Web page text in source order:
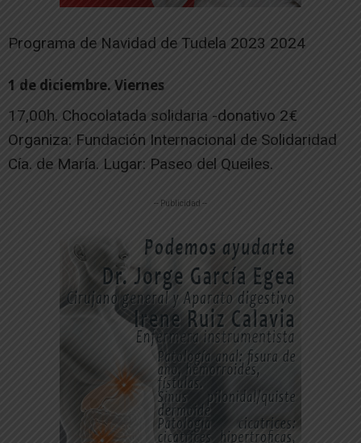
Programa de Navidad de Tudela 2023 2024
1 de diciembre. Viernes
17,00h. Chocolatada solidaria -donativo 2€
Organiza: Fundación Internacional de Solidaridad
Cía. de María. Lugar: Paseo del Queiles.
-- Publicidad --